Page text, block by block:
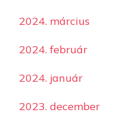
2024. március
2024. február
2024. január
2023. december